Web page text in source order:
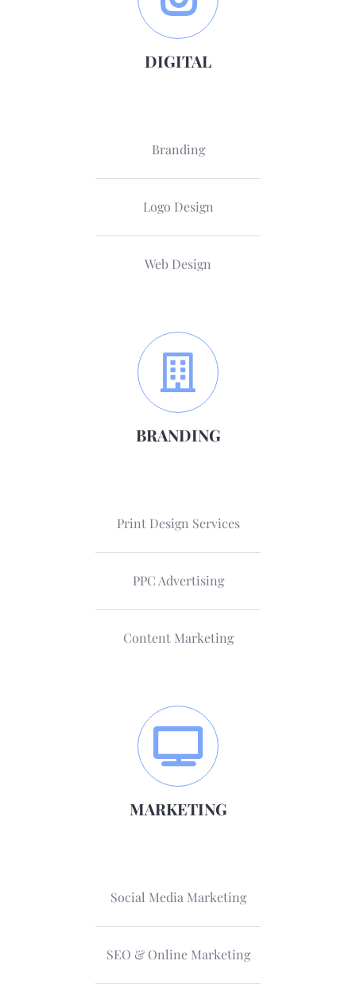
DIGITAL
Branding
Logo Design
Web Design
BRANDING
Print Design Services
PPC Advertising
Content Marketing
MARKETING
Social Media Marketing
SEO & Online Marketing